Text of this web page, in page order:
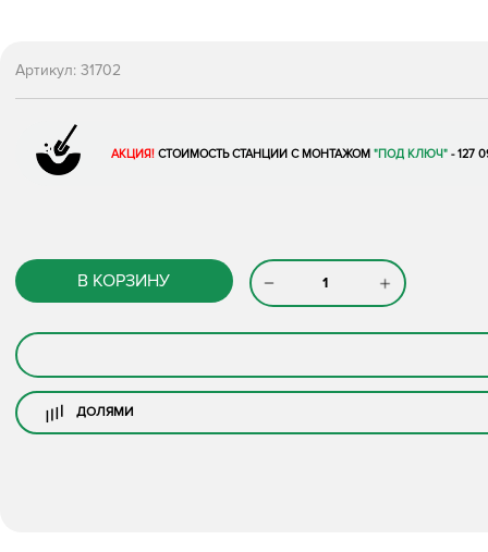
Артикул: 31702
АКЦИЯ! СТОИМОСТЬ СТАНЦИИ С МОНТАЖОМ "ПОД КЛЮЧ"- 127
В КОРЗИНУ
ДОЛЯМИ